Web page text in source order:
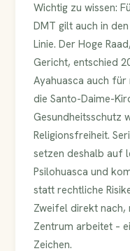
Wichtig zu wissen:
DMT gilt auch in
Linie. Der Hoge
Gericht, entschied
Ayahuasca auch
die Santo-Daime-
Gesundheitsschutz
Religionsfreiheit.
setzen deshalb auf
Psilohuasca und
statt rechtliche
Zweifel direkt
Zentrum arbeitet –
Zeichen.